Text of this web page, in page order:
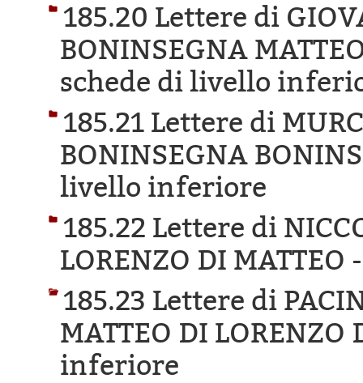
185.20 Lettere di
BONINSEGNA
schede di livello
185.21 Lettere di
BONINSEGNA
livello inferiore
185.22 Lettere di
LORENZO DI MATTEO
185.23 Lettere di
MATTEO DI LORENZO
inferiore